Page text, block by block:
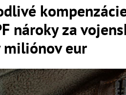
nároky za
miliónov eur